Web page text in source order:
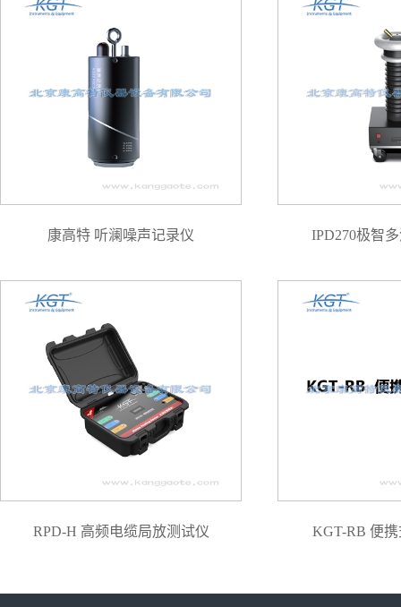
康高特 听澜噪声记录仪 IPD270极智
RPD-H 高频电缆局放测试仪 KGT-RB 便